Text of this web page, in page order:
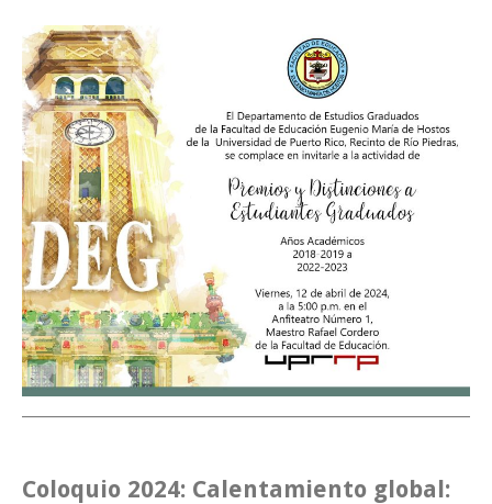
Coloquio 2024: Calentamiento global: